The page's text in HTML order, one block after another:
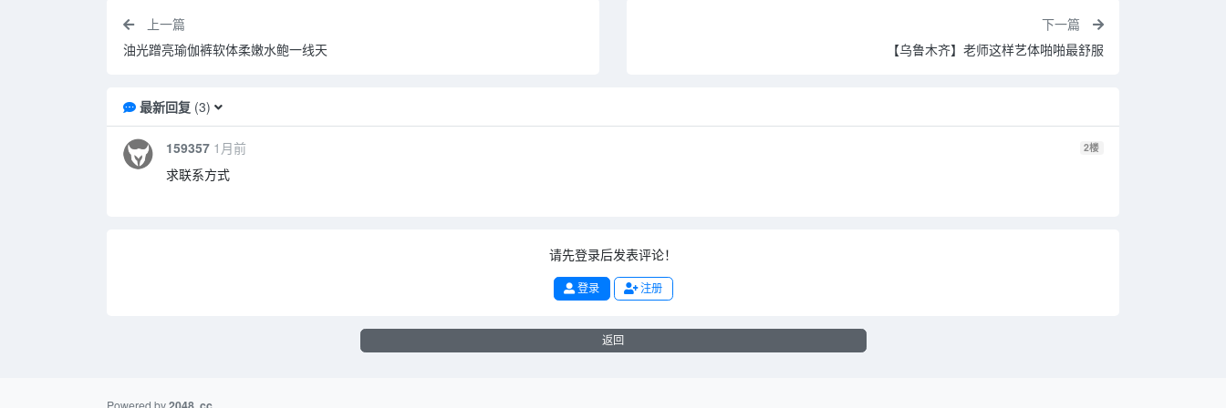
上一篇
油光蹭亮瑜伽裤软体柔嫩水鲍一线天
下一篇
【乌鲁木齐】老师这样艺体啪啪最舒服
最新回复(3)
159357 1月前 2楼
求联系方式
请先登录后发表评论！
登录 注册
返回
Powered by